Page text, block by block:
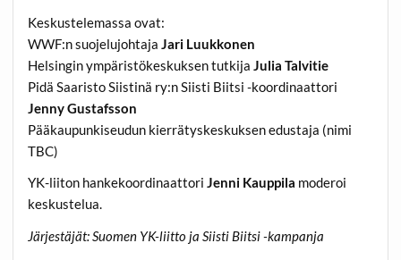
Keskustelemassa ovat:
WWF:n suojelujohtajaJari Luukkonen
Helsingin ympäristökeskuksen tutkijaJulia Talvitie
Pidä Saaristo Siistinä ry:n Siisti Biitsi -koordinaattori
Jenny Gustafsson
Pääkaupunkiseudun kierrätyskeskuksen edustaja (nimi
TBC)
YK-liiton hankekoordinaattoriJenni Kauppila moderoi
keskustelua.
Järjestäjät: Suomen YK-liitto ja Siisti Biitsi -kampanja